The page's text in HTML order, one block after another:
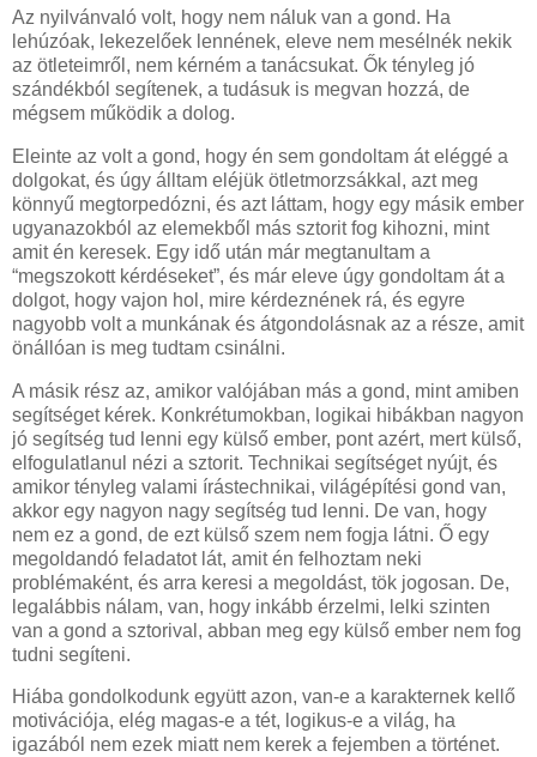
Az nyilvánvaló volt, hogy nem náluk van a gond. Ha
lehúzóak, lekezelőek lennének, eleve nem mesélnék nekik
az ötleteimről, nem kérném a tanácsukat. Ők tényleg jó
szándékból segítenek, a tudásuk is megvan hozzá, de
mégsem működik a dolog.
Eleinte az volt a gond, hogy én sem gondoltam át eléggé a
dolgokat, és úgy álltam eléjük ötletmorzsákkal, azt meg
könnyű megtorpedózni, és azt láttam, hogy egy másik ember
ugyanazokból az elemekből más sztorit fog kihozni, mint
amit én keresek. Egy idő után már megtanultam a
“megszokott kérdéseket”, és már eleve úgy gondoltam át a
dolgot, hogy vajon hol, mire kérdeznének rá, és egyre
nagyobb volt a munkának és átgondolásnak az a része, amit
önállóan is meg tudtam csinálni.
A másik rész az, amikor valójában más a gond, mint amiben
segítséget kérek. Konkrétumokban, logikai hibákban nagyon
jó segítség tud lenni egy külső ember, pont azért, mert külső,
elfogulatlanul nézi a sztorit. Technikai segítséget nyújt, és
amikor tényleg valami írástechnikai, világépítési gond van,
akkor egy nagyon nagy segítség tud lenni. De van, hogy
nem ez a gond, de ezt külső szem nem fogja látni. Ő egy
megoldandó feladatot lát, amit én felhoztam neki
problémaként, és arra keresi a megoldást, tök jogosan. De,
legalábbis nálam, van, hogy inkább érzelmi, lelki szinten
van a gond a sztorival, abban meg egy külső ember nem fog
tudni segíteni.
Hiába gondolkodunk együtt azon, van-e a karakternek kellő
motivációja, elég magas-e a tét, logikus-e a világ, ha
igazából nem ezek miatt nem kerek a fejemben a történet.